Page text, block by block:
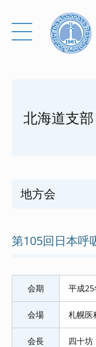
北海道支部
地方会
第105回日本呼
会期 平成25
会場 札幌医
会長 四十坊